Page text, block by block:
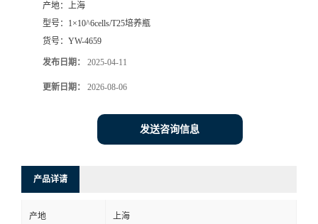
产地： 上海
型号： 1×10^6cells/T25培养瓶
货号： YW-4659
发布日期： 2025-04-11
更新日期： 2026-08-06
发送咨询信息
产品详请
产地 上海